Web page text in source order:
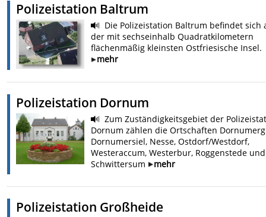
Polizeistation Baltrum
Die Polizeistation Baltrum befindet sich
der mit sechseinhalb Quadratkilometern
flächenmäßig kleinsten Ostfriesische Insel.
mehr
Polizeistation Dornum
Zum Zuständigkeitsgebiet der
Dornum zählen die Ortschaften
Dornumersiel, Nesse, Ostdorf/Westdorf,
Westeraccum, Westerbur, Roggenstede und
Schwittersum
mehr
Polizeistation Großheide